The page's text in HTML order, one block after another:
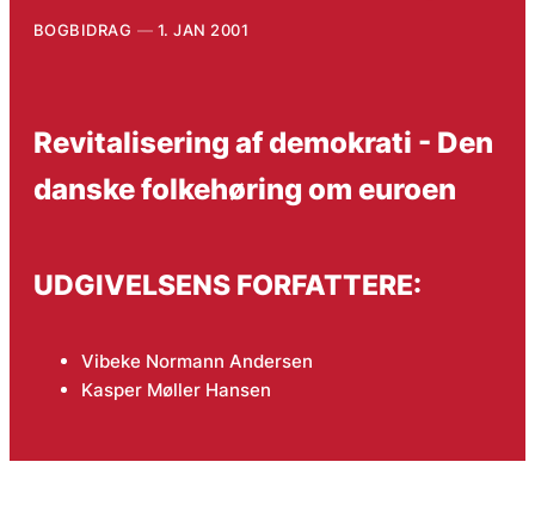
BOGBIDRAG 1. JAN 2001
Revitalisering af demokrati - Den
danske folkehøring om euroen
UDGIVELSENS FORFATTERE:
Vibeke Normann Andersen
Kasper Møller Hansen